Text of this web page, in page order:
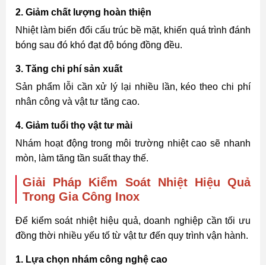
2. Giảm chất lượng hoàn thiện
Nhiệt làm biến đổi cấu trúc bề mặt, khiến quá trình đánh
bóng sau đó khó đạt độ bóng đồng đều.
3. Tăng chi phí sản xuất
Sản phẩm lỗi cần xử lý lại nhiều lần, kéo theo chi phí
nhân công và vật tư tăng cao.
4. Giảm tuổi thọ vật tư mài
Nhám hoạt động trong môi trường nhiệt cao sẽ nhanh
mòn, làm tăng tần suất thay thế.
Giải Pháp Kiểm Soát Nhiệt Hiệu Quả
Trong Gia Công Inox
Để kiểm soát nhiệt hiệu quả, doanh nghiệp cần tối ưu
đồng thời nhiều yếu tố từ vật tư đến quy trình vận hành.
1. Lựa chọn nhám công nghệ cao